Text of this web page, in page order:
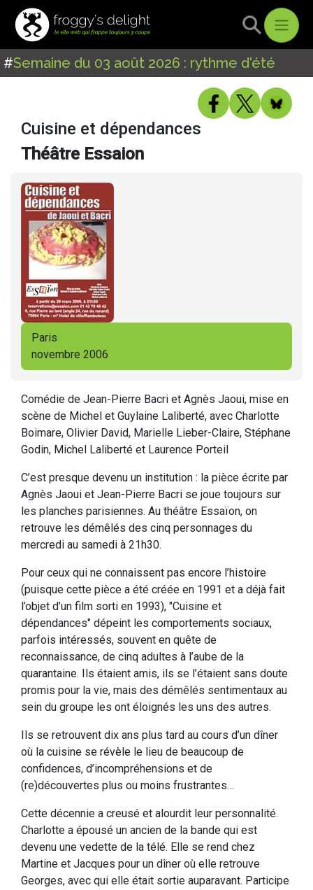
#Semaine du 03 août 2026 : rythme d'été
Cuisine et dépendances
Théâtre Essaion
Paris
novembre 2006
Comédie de Jean-Pierre Bacri et Agnès Jaoui, mise en
scène de Michel et Guylaine Laliberté, avec Charlotte
Boimare, Olivier David, Marielle Lieber-Claire, Stéphane
Godin, Michel Laliberté et Laurence Porteil
C’est presque devenu un institution : la pièce écrite par
Agnès Jaoui et Jean-Pierre Bacri se joue toujours sur
les planches parisiennes. Au théâtre Essaïon, on
retrouve les démêlés des cinq personnages du
mercredi au samedi à 21h30.
Pour ceux qui ne connaissent pas encore l’histoire
(puisque cette pièce a été créée en 1991 et a déjà fait
l’objet d’un film sorti en 1993), "Cuisine et
dépendances" dépeint les comportements sociaux,
parfois intéressés, souvent en quête de
reconnaissance, de cinq adultes à l’aube de la
quarantaine. Ils étaient amis, ils se l’étaient sans doute
promis pour la vie, mais des démêlés sentimentaux au
sein du groupe les ont éloignés les uns des autres.
Ils se retrouvent dix ans plus tard au cours d’un dîner
où la cuisine se révèle le lieu de beaucoup de
confidences, d’incompréhensions et de
(re)découvertes plus ou moins frustrantes…
Cette décennie a creusé et alourdit leur personnalité.
Charlotte a épousé un ancien de la bande qui est
devenu une vedette de la télé. Elle se rend chez
Martine et Jacques pour un dîner où elle retrouve
Georges, avec qui elle était sortie auparavant. Participe